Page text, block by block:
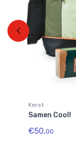
Kerst
Samen Cool!
€50,00